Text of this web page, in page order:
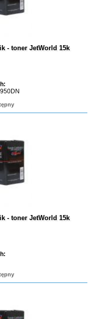
- toner JetWorld 15k
- toner JetWorld 15k